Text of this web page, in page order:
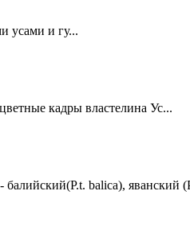
усами и гу...
кадры властелина Ус...
balica), яванский